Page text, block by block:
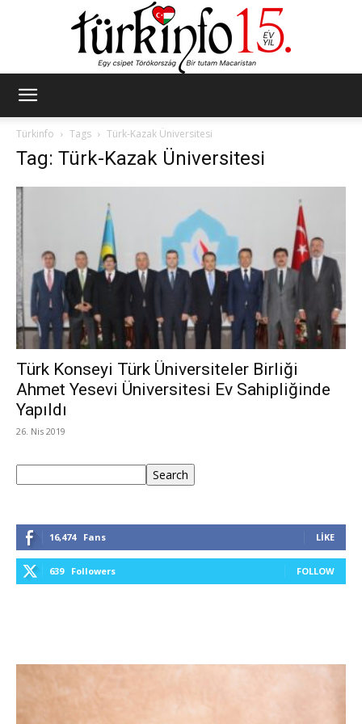
Türkinfo
Tags Türk-Kazak Üniversitesi
Tag: Türk-Kazak Üniversitesi
Türk Konseyi Türk Üniversiteler Birliği
Ahmet Yesevi Üniversitesi Ev Sahipliğinde
Yapıldı
26. Nis 2019
Search
16,474 Fans LIKE
639 Followers FOLLOW